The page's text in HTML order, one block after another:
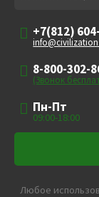
+7(812)
8-800-302-
(Звонок
Пн-Пт
09:00-18:00
Любое